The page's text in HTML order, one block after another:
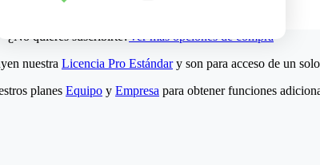
¿No quieres suscribirte?Ver más opciones de compra
nuestra Licencia Pro Estándary son para acceso de un
planes Equipo y Empresa para obtener funciones